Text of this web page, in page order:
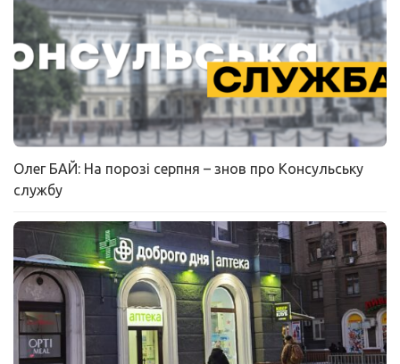
Олег БАЙ: На порозі серпня – знов про Консульську
службу